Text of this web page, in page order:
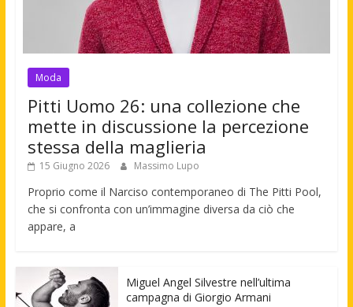
Moda
Pitti Uomo 26: una collezione che
mette in discussione la percezione
stessa della maglieria
15 Giugno 2026 Massimo Lupo
Proprio come il Narciso contemporaneo di The Pitti Pool,
che si confronta con un’immagine diversa da ciò che
appare, a
Miguel Angel Silvestre nell’ultima
campagna di Giorgio Armani